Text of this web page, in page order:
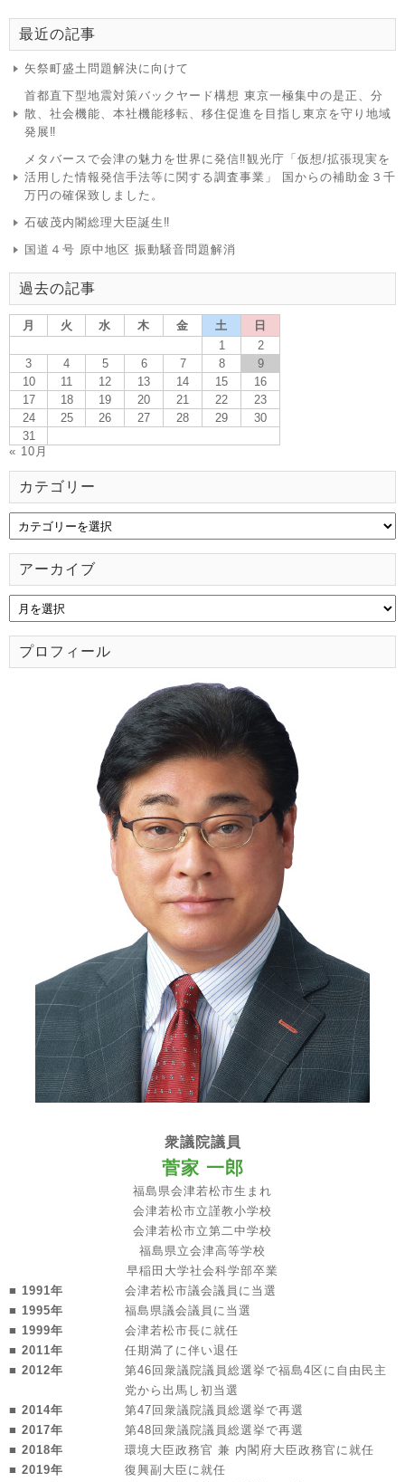
最近の記事
矢祭町盛土問題解決に向けて
首都直下型地震対策バックヤード構想 東京一極集中の是正、分
散、社会機能、本社機能移転、移住促進を目指し東京を守り地域
発展‼
メタバースで会津の魅力を世界に発信‼観光庁「仮想/拡張現実を
活用した情報発信手法等に関する調査事業」 国からの補助金３千
万円の確保致しました。
石破茂内閣総理大臣誕生‼
国道４号 原中地区 振動騒音問題解消
過去の記事
月 火 水 木 金 土
日
1
2
3
4 5 6 7 8
9
10
11 12 13 14 15
16
17
18 19 20 21 22
23
24
25 26 27 28 29
30
31
« 10月
カテゴリー
アーカイブ
プロフィール
衆議院議員
菅家 一郎
福島県会津若松市生まれ
会津若松市立謹教小学校
会津若松市立第二中学校
福島県立会津高等学校
早稲田大学社会科学部卒業
■ 1991年
会津若松市議会議員に当選
■ 1995年
福島県議会議員に当選
■ 1999年
会津若松市長に就任
■ 2011年
任期満了に伴い退任
■ 2012年
第46回衆議院議員総選挙で福島4区に自由民主
党から出馬し初当選
■ 2014年
第47回衆議院議員総選挙で再選
■ 2017年
第48回衆議院議員総選挙で再選
■ 2018年
環境大臣政務官 兼 内閣府大臣政務官に就任
■ 2019年
復興副大臣に就任